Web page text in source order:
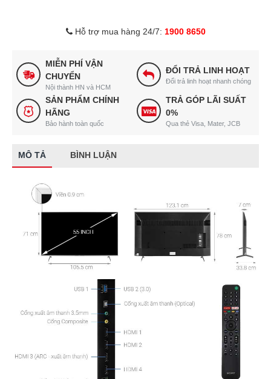
Hỗ trợ mua hàng 24/7: 1900 8650
MIỄN PHÍ VẬN
CHUYỂN
Nội thành HN và HCM
ĐỔI TRẢ LINH HOẠT
Đổi trả linh hoạt nhanh chóng
SẢN PHẨM CHÍNH
HÃNG
Bảo hành toàn quốc
TRẢ GÓP LÃI SUẤT
0%
Qua thẻ Visa, Mater, JCB
MÔ TẢ BÌNH LUẬN